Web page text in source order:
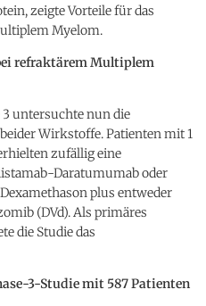
zeigte Vorteile für das
Myelom.
refraktärem Multiplem
3 untersuchte nun die
Wirkstoffe. Patienten mit 1
zufällig eine
Daratumumab oder
plus entweder
(DVd). Als primäres
die Studie das
3-Studie mit 587 Patienten